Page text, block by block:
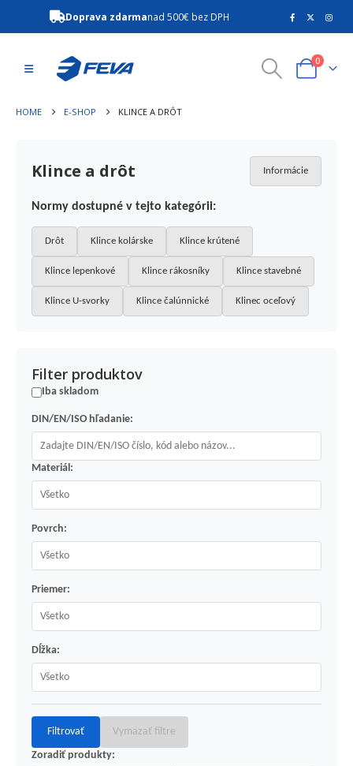
Doprava zdarmanad 500€ bez DPH
0
HOME E-SHOP KLINCE A DRÔT
Klince a drôt Informácie
Normy dostupné v tejto kategórii:
Drôt Klince kolárske Klince krútené
Klince lepenkové Klince rákosníky Klince stavebné
Klince U-svorky Klince čalúnnické Klinec oceľový
Filter produktov
Iba skladom
DIN/EN/ISO hľadanie:
Materiál:
Povrch:
Priemer:
Dĺžka:
Filtrovať
Vymazať filtre
Zoradiť produkty: